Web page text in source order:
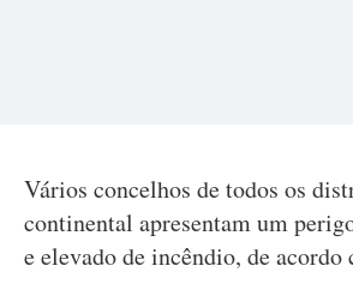
Vários concelhos de todos os
continental apresentam um
e elevado de incêndio, de